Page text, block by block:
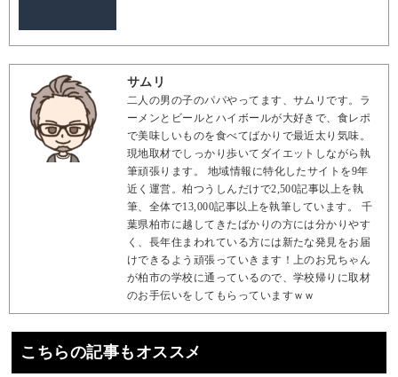
サムリ
二人の男の子のパパやってます、サムリです。ラ
ーメンとビールとハイボールが大好きで、食レポ
で美味しいものを食べてばかりで最近太り気味。
現地取材でしっかり歩いてダイエットしながら執
筆頑張ります。 地域情報に特化したサイトを9年
近く運営。柏つうしんだけで2,500記事以上を執
筆、全体で13,000記事以上を執筆しています。 千
葉県柏市に越してきたばかりの方には分かりやす
く、長年住まわれている方には新たな発見をお届
けできるよう頑張っていきます！上のお兄ちゃん
が柏市の学校に通っているので、学校帰りに取材
のお手伝いをしてもらっていますｗｗ
こちらの記事もオススメ